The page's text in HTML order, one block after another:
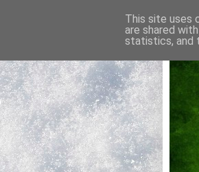
This site uses
are shared
statistics, and